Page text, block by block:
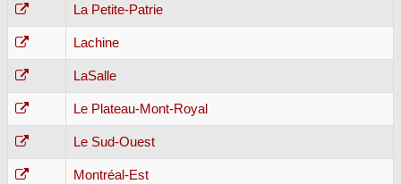
La Petite-Patrie
Lachine
LaSalle
Le Plateau-Mont-Royal
Le Sud-Ouest
Montréal-Est